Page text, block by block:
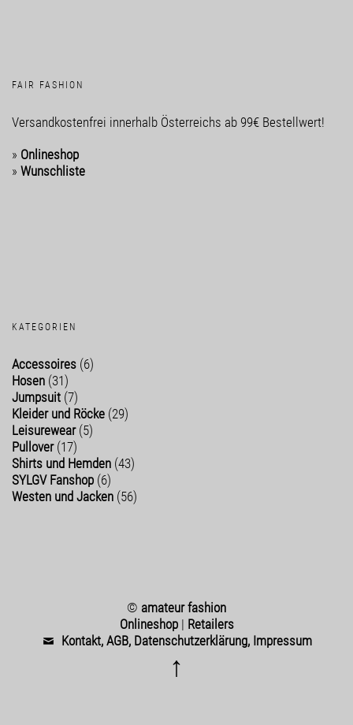
FAIR FASHION
Versandkostenfrei innerhalb Österreichs ab 99€ Bestellwert!
» Onlineshop
» Wunschliste
KATEGORIEN
Accessoires (6)
Hosen (31)
Jumpsuit (7)
Kleider und Röcke (29)
Leisurewear (5)
Pullover (17)
Shirts und Hemden (43)
SYLGV Fanshop (6)
Westen und Jacken (56)
© amateur fashion
Onlineshop| Retailers
Kontakt, AGB, Datenschutzerklärung, Impressum